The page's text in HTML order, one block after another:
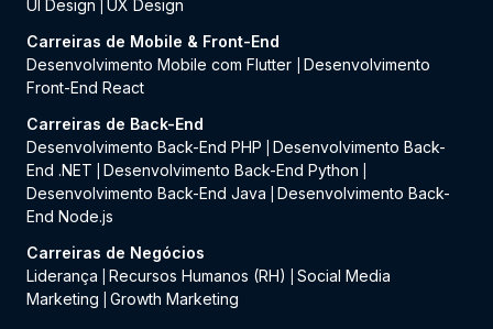
UI Design
UX Design
Carreiras de Mobile & Front-End
Desenvolvimento Mobile com Flutter
Desenvolvimento
Front-End React
Carreiras de Back-End
Desenvolvimento Back-End PHP
Desenvolvimento Back-
End .NET
Desenvolvimento Back-End Python
Desenvolvimento Back-End Java
Desenvolvimento Back-
End Node.js
Carreiras de Negócios
Liderança
Recursos Humanos (RH)
Social Media
Marketing
Growth Marketing